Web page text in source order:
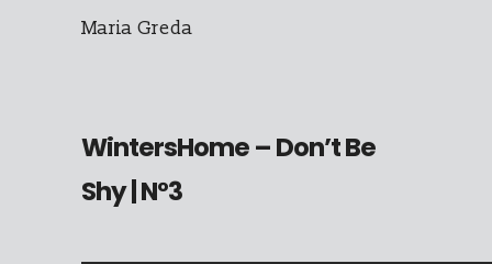
Maria Greda
WintersHome –Don’t Be
Shy| N°3